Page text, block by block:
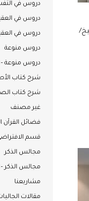
دروس في
دروس في
دروس في
دروس منوعة
دروس منوعة –
شرح كتاب
شرح كتاب
غير مصنف
فضائل القرآن
قسم
مجالس الذكر
مجالس الذكر –
مشاريعنا
مقالات